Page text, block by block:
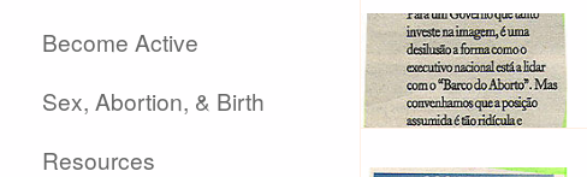
Become Active
Sex, Abortion, & Birth
Resources